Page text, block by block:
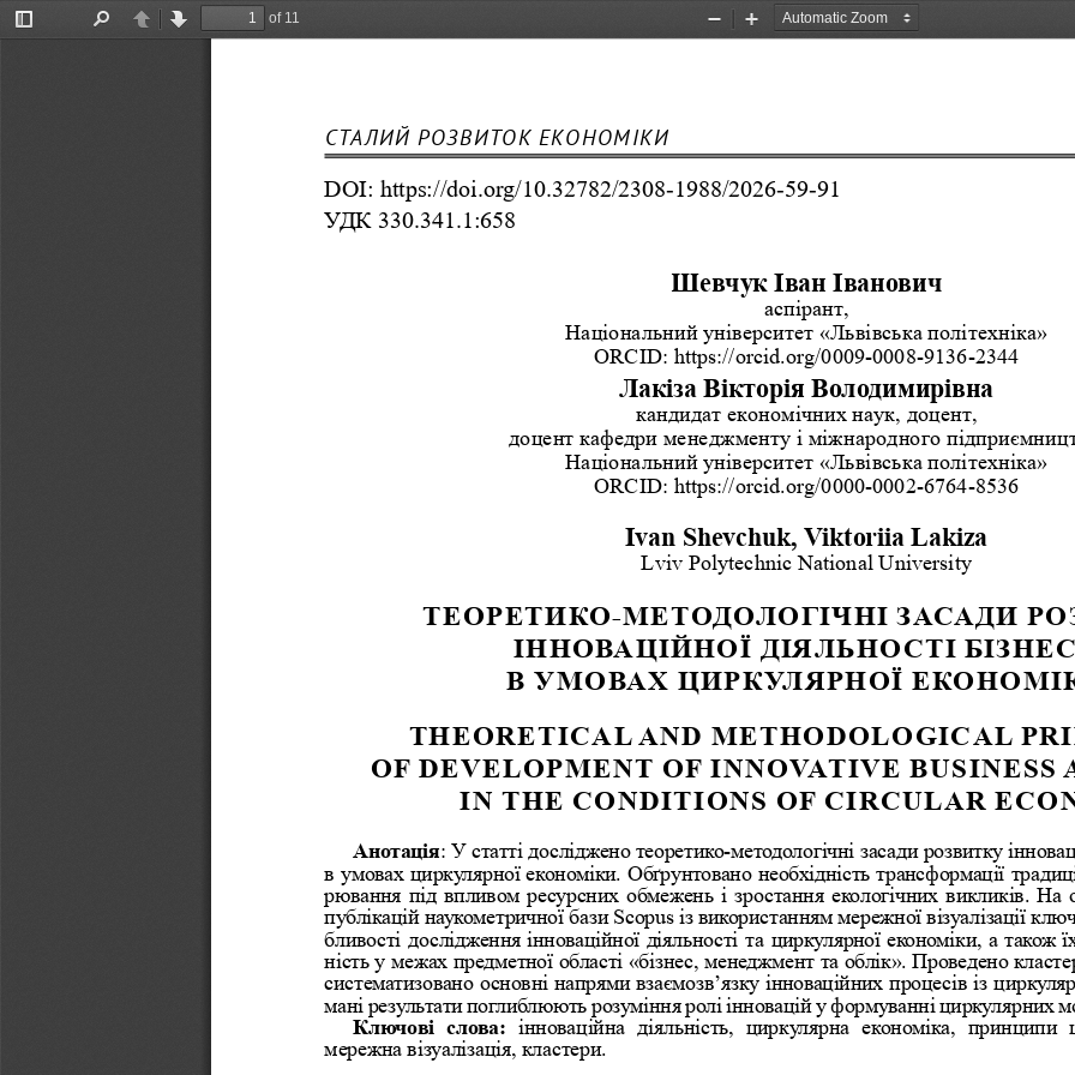
Toggle
PreviousNext
of 11
Zoom
Zoom
СТАЛИЙ РОЗВИТОК ЕКОНОМІКИ
DOI: https://doi.org/10.32782/2308-1988/2026-59-91
УДК 330.341.1:658
Шевчук Іван Іванович
аспірант,
Національний університет «Львівська політехніка»
ORCID: https://orcid.org/0009-0008-9136-2344
Лакіза Вікторія Володимирівна
кандидат економічних наук, доцент,
доцент кафедри менеджменту і міжнародного
Національний університет «Львівська політехніка»
ORCID: https://orcid.org/0000-0002-6764-8536
Ivan Shevchuk, Viktoriia Lakiza
Lviv Polytechnic National University
ТЕОРЕТИКО-МЕТОД ОЛОГІЧНІ ЗАСАДИ
ІННОВАЦІЙНОЇ ДІЯЛЬНОСТІ
В  УМОВАХ ЦИРКУЛЯРНОЇ
THEORETICAL AND METHODOLOGICAL
OF    DEVELOPMENT OF    INNOVATIVE BUSINESS
IN   THE CONDITIONS OF    CIRCULAR
Анотація: У статті досліджено теоретико-методологічні засади розвитку
в  умовах циркулярної економіки. Обґрунтовано необхідність трансформації
рювання під   впливом ресурсних обмежень і  зростання екологічних викликів. На
публікацій наукометричної бази Scopus із використанням мережної візуалізації
бливості дослідження інноваційної діяльності та  циркулярної економіки, а  також
ність у межах предметної області «бізнес, менеджмент та облік». Проведено
систематизовано основні напрями взаємозв’язку інноваційних процесів із
мані результати поглиблюють розуміння ролі інновацій у формуванні циркулярних
Ключові  слова: інноваційна діяльність, циркулярна економіка,  принципи
мережна візуалізація, кластери.